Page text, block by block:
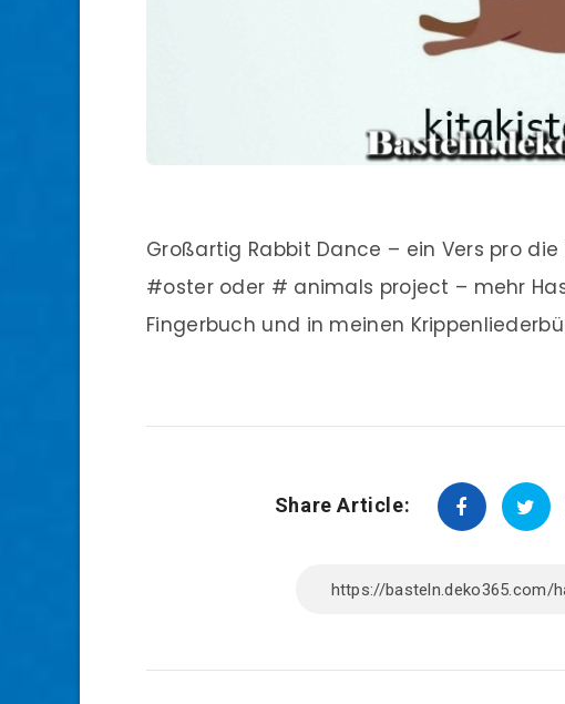
Großartig Rabbit Dance – ein Vers pro
#oster oder # animals project – mehr
Fingerbuch und in meinen
Share Article: